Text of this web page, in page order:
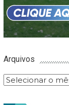
Arquivos
Arquivos